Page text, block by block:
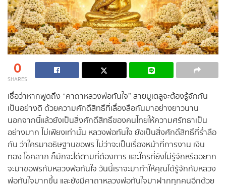
0
SHARES
เชื่อว่าหากพูดถึง “คาถาหลวงพ่อทันใจ” สายมูเตลูจะต้องรู้จักกัน
เป็นอย่างดี ด้วยความศักดิ์สิทธิ์ที่เลื่องลือกันมาอย่างยาวนาน
นอกจากนี้แล้วยังเป็นสิ่งศักดิ์สิทธิ์ของคนไทยให้ความศรัทธาเป็น
อย่างมาก ไม่เพียงเท่านั้น หลวงพ่อทันใจ ยังเป็นสิ่งศักดิ์สิทธิ์ที่ร่ำลือ
กัน ว่าใครมาอธิษฐานขอพร ไม่ว่าจะเป็นเรื่องหน้าที่การงาน เงิน
ทอง โชคลาภ ก็มักจะได้ตามที่ต้องการ และใครที่ยังไม่รู้จักหรืออยาก
จะมาขอพรกับหลวงพ่อทันใจ วันนี้เราจะมาทำให้คุณได้รู้จักกับหลวง
พ่อทันใจมากขึ้น และยังมีคาถาหลวงพ่อทันใจมาฝากทุกคนอีกด้วย